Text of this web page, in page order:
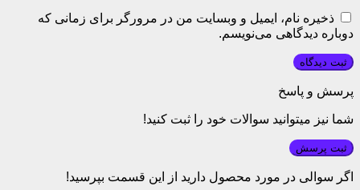
ذخیره نام، ایمیل و وبسایت من در مرورگر برای زمانی که
دوباره دیدگاهی می‌نویسم.
پرسش و پاسخ
شما نیز میتوانید سوالات خود را ثبت کنید!
ثبت پرسش
اگر سوالی در مورد محصول دارید از این قسمت بپرسید!